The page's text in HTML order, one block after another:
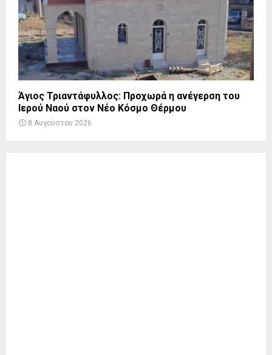
Άγιος Τριαντάφυλλος: Προχωρά η ανέγερση του
Ιερού Ναού στον Νέο Κόσμο Θέρμου
8 Αυγούστου 2026